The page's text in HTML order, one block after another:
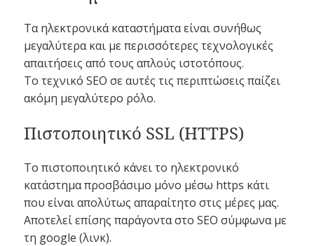
Τα ηλεκτρονικά καταστήματα είναι συνήθως
μεγαλύτερα και με περισσότερες τεχνολογικές
απαιτήσεις από τους απλούς ιστοτόπους.
Το τεχνικό SEO σε αυτές τις περιπτώσεις παίζει
ακόμη μεγαλύτερο ρόλο.
Πιστοποιητικό SSL (HTTPS)
Το πιστοποιητικό κάνει το ηλεκτρονικό
κατάστημα προσβάσιμο μόνο μέσω https κάτι
που είναι απολύτως απαραίτητο στις μέρες μας.
Αποτελεί επίσης παράγοντα στο SEO σύμφωνα με
τη google (λινκ).